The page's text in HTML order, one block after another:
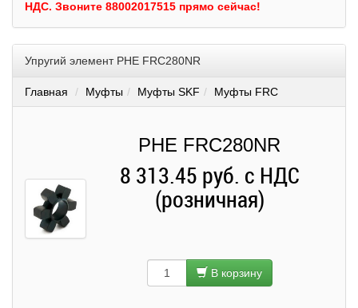
НДС. Звоните 88002017515 прямо сейчас!
Упругий элемент PHE FRC280NR
Главная Муфты Муфты SKF Муфты FRC
PHE FRC280NR
8 313.45 руб. с НДС
(розничная)
В корзину